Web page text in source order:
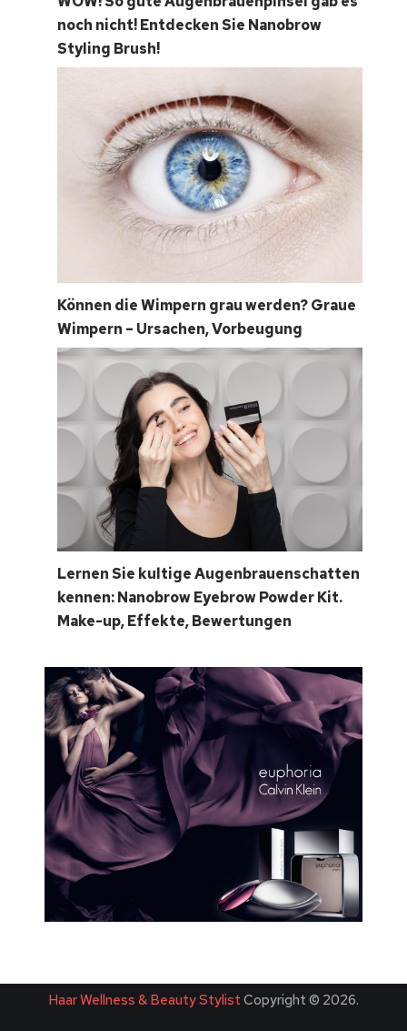
noch nicht! Entdecken Sie Nanobrow
Styling Brush!
Können die Wimpern grau werden? Graue
Wimpern – Ursachen, Vorbeugung
Lernen Sie kultige Augenbrauenschatten
kennen: Nanobrow Eyebrow Powder Kit.
Make-up, Effekte, Bewertungen
Haar Wellness & Beauty Stylist Copyright © 2026.